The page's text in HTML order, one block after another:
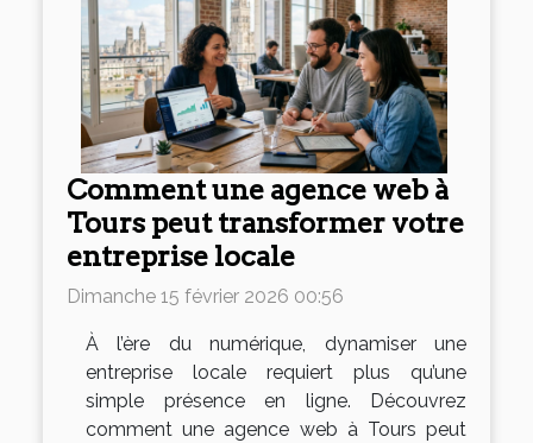
Comment une agence web à
Tours peut transformer votre
entreprise locale
Dimanche 15 février 2026 00:56
À l’ère du numérique, dynamiser une
entreprise locale requiert plus qu’une
simple présence en ligne. Découvrez
comment une agence web à Tours peut